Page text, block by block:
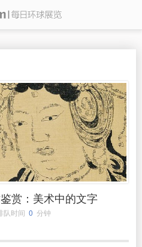
赏：美术中的文字
队时间 0 分钟